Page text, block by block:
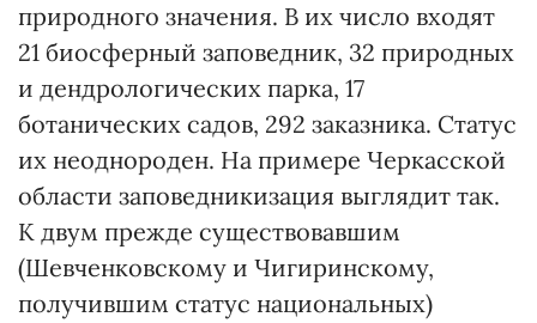
природного значения. В их число входят
21 биосферный заповедник, 32 природных
и дендрологических парка, 17
ботанических садов, 292 заказника. Статус
их неоднороден. На примере Черкасской
области заповедникизация выглядит так.
К двум прежде существовавшим
(Шевченковскому и Чигиринскому,
получившим статус национальных)